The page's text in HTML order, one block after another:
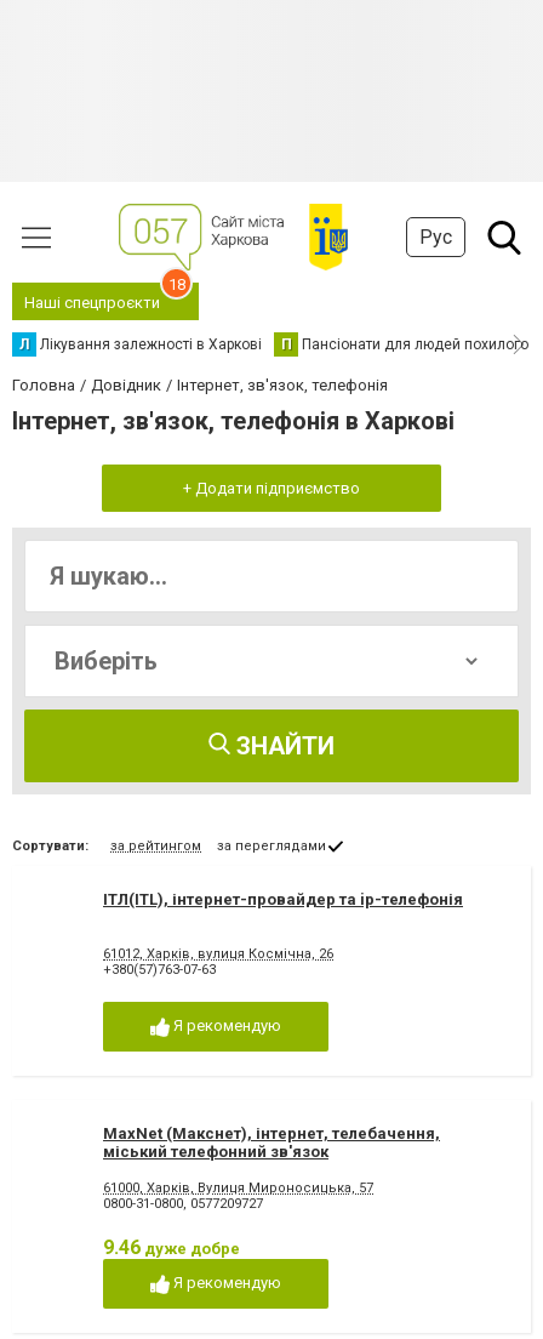
Рус
Наші спецпроєкти
18
Л Лікування залежності в Харкові П Пансіонати для людей похилого
Головна Довідник Інтернет, зв'язок, телефонія
Інтернет, зв'язок, телефонія в Харкові
+ Додати підприємство
ЗНАЙТИ
Сортувати: за рейтингом за переглядами
ІТЛ(ITL), інтернет-провайдер та ip-телефонія
61012, Харків, вулиця Космічна, 26
+380(57)763-07-63
Я рекомендую
MaxNet (Макснет), інтернет, телебачення,
міський телефонний зв'язок
61000, Харків, Вулиця Мироносицька, 57
0800-31-0800, 0577209727
9.46 дуже добре
Я рекомендую